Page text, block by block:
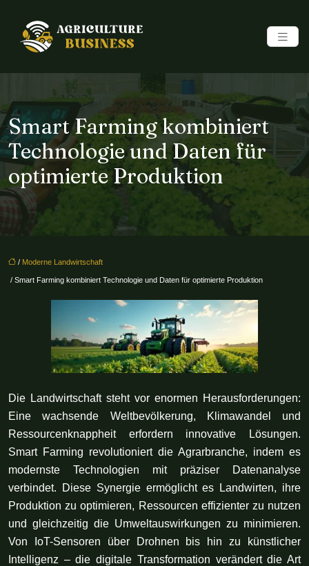
Smart Farming kombiniert
Technologie und Daten für
optimierte Produktion
/ Moderne Landwirtschaft
/ Smart Farming kombiniert Technologie und Daten für optimierte Produktion
Die Landwirtschaft steht vor enormen Herausforderungen:
Eine wachsende Weltbevölkerung, Klimawandel und
Ressourcenknappheit erfordern innovative Lösungen.
Smart Farming revolutioniert die Agrarbranche, indem es
modernste Technologien mit präziser Datenanalyse
verbindet. Diese Synergie ermöglicht es Landwirten, ihre
Produktion zu optimieren, Ressourcen effizienter zu nutzen
und gleichzeitig die Umweltauswirkungen zu minimieren.
Von IoT-Sensoren über Drohnen bis hin zu künstlicher
Intelligenz – die digitale Transformation verändert die Art